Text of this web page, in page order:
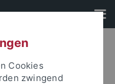
Cookies
zwingend